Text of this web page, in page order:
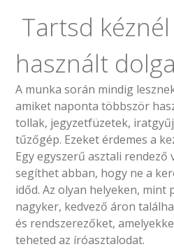
Tartsd
használt
A munka során mindig
amiket naponta többször
tollak, jegyzetfüzetek,
tűzőgép. Ezeket érdemes a
Egy egyszerű asztali
segíthet abban, hogy ne a
időd. Az olyan helyeken, mint
nagyker, kedvező áron
és rendszerezőket,
teheted az íróasztalodat.